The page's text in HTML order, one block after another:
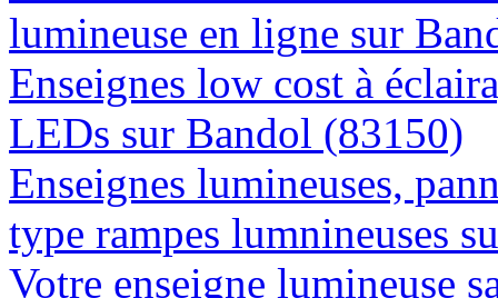
lumineuse en ligne sur
Enseignes low cost à
LEDs sur Bandol (83150)
Enseignes lumineuses,
type rampes lumnineuses
Votre enseigne lumineuse